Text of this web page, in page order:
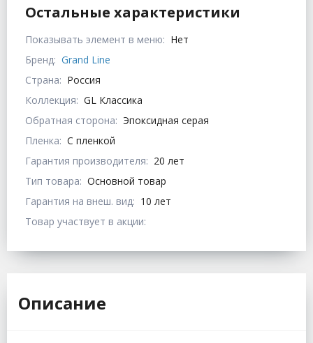
Остальные характеристики
Показывать элемент в меню: Нет
Бренд: Grand Line
Страна: Россия
Коллекция: GL Классика
Обратная сторона: Эпоксидная серая
Пленка: С пленкой
Гарантия производителя: 20 лет
Тип товара: Основной товар
Гарантия на внеш. вид: 10 лет
Товар участвует в акции:
Описание